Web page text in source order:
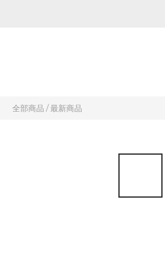
全部商品 /最新商品